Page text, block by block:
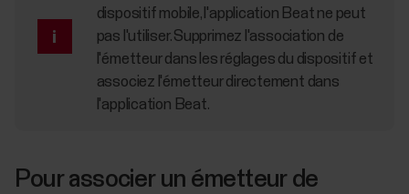
dispositif mobile, l'application Beat ne peut
pas l'utiliser. Supprimez l'association de
l'émetteur dans les réglages du dispositif et
associez l'émetteur directement dans
l'application Beat.
Pour associer un émetteur de